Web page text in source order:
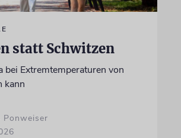
statt Schwitzen
bei Extremtemperaturen von
kann
Ponweiser